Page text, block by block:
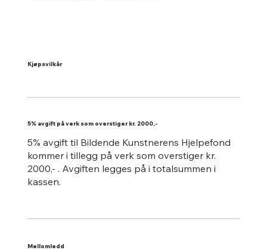
Kjøpsvilkår
5% avgift på verk som overstiger kr. 2000,-
5% avgift til Bildende Kunstnerens Hjelpefond
kommer i tillegg på verk som overstiger kr.
2000,- . Avgiften legges på i totalsummen i
kassen.
Mellomledd